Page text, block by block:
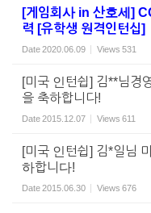
[게임회사 in 산호세]
력 [유학생 원격인턴십]
Date2020.06.09 Views 531
[미국 인턴쉽] 김**님경
을 축하합니다!
Date2015.12.07 Views 611
[미국 인턴쉽] 김*일님
하합니다!
Date2015.06.30 Views 676